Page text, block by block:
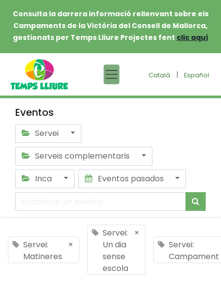
Consulta la darrera informació rellenvant sobre els
Campaments de la Victòria del Consell de Mallorca,
gestionats per Temps Lliure Projectes fent clic aquí
Català | Español
Eventos
Servei
Serveis complementaris
Inca
Eventos pasados
Servei:
Matineres
×
Servei:
Un dia
sense
escola
×
Servei:
Campament